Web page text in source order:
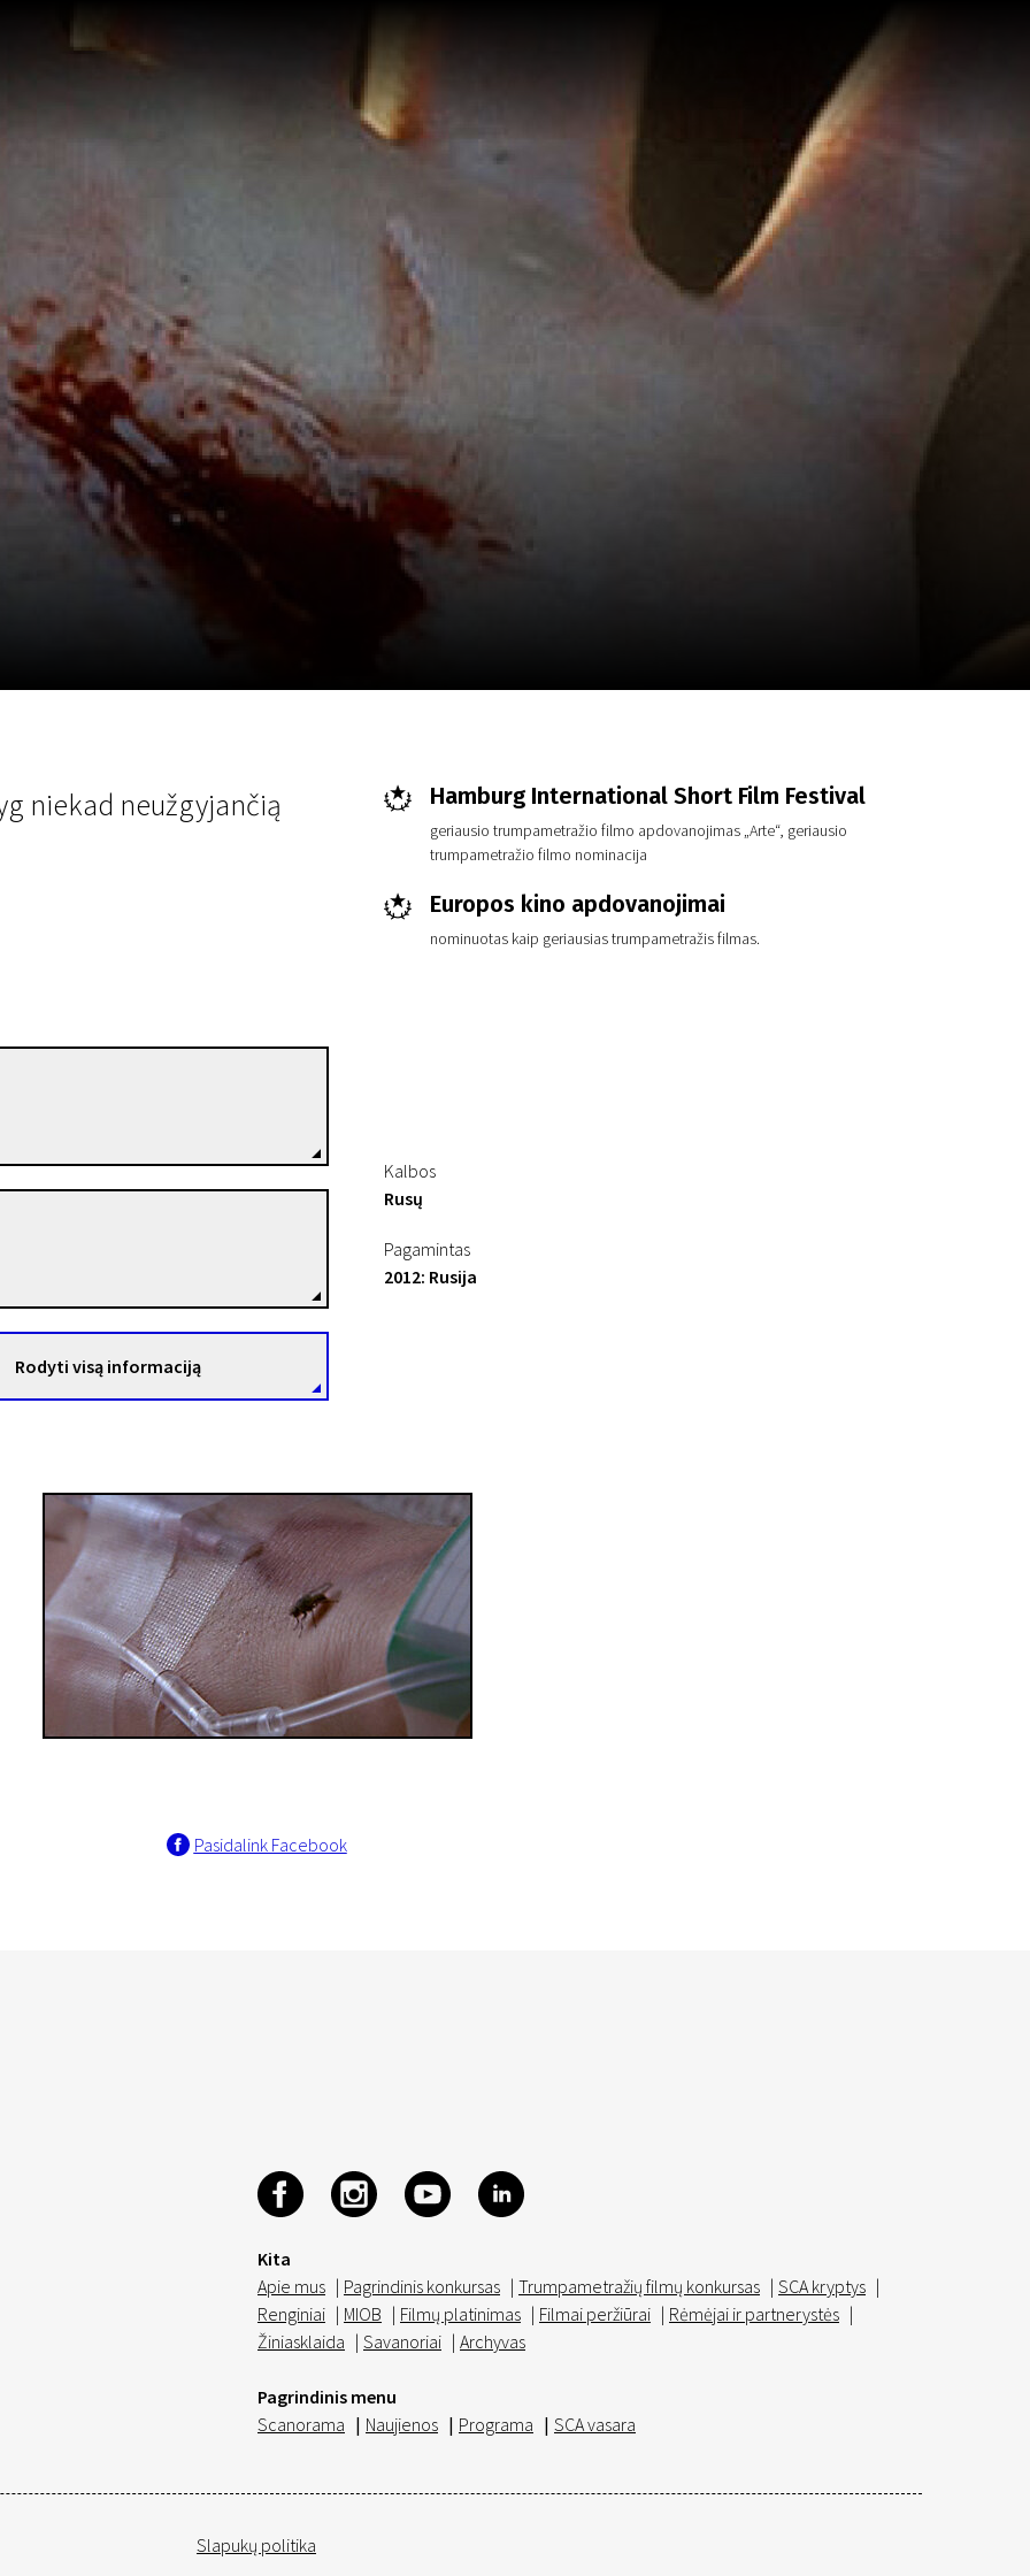
niekad neužgyjančią
Hamburg International Short Film Festival
geriausio trumpametražio filmo apdovanojimas „Arte“, geriausio
trumpametražio filmo nominacija
Europos kino apdovanojimai
nominuotas kaip geriausias trumpametražis filmas.
Rodyti visą informaciją
Kalbos
Rusų
Pagamintas
2012: Rusija
Pasidalink Facebook
Kita
Apie mus | Pagrindinis konkursas | Trumpametražių filmų konkursas | SCA kryptys |
Renginiai | MIOB | Filmų platinimas | Filmai peržiūrai | Rėmėjai ir partnerystės |
Žiniasklaida | Savanoriai | Archyvas
Pagrindinis menu
Scanorama | Naujienos | Programa | SCA vasara
Slapukų politika